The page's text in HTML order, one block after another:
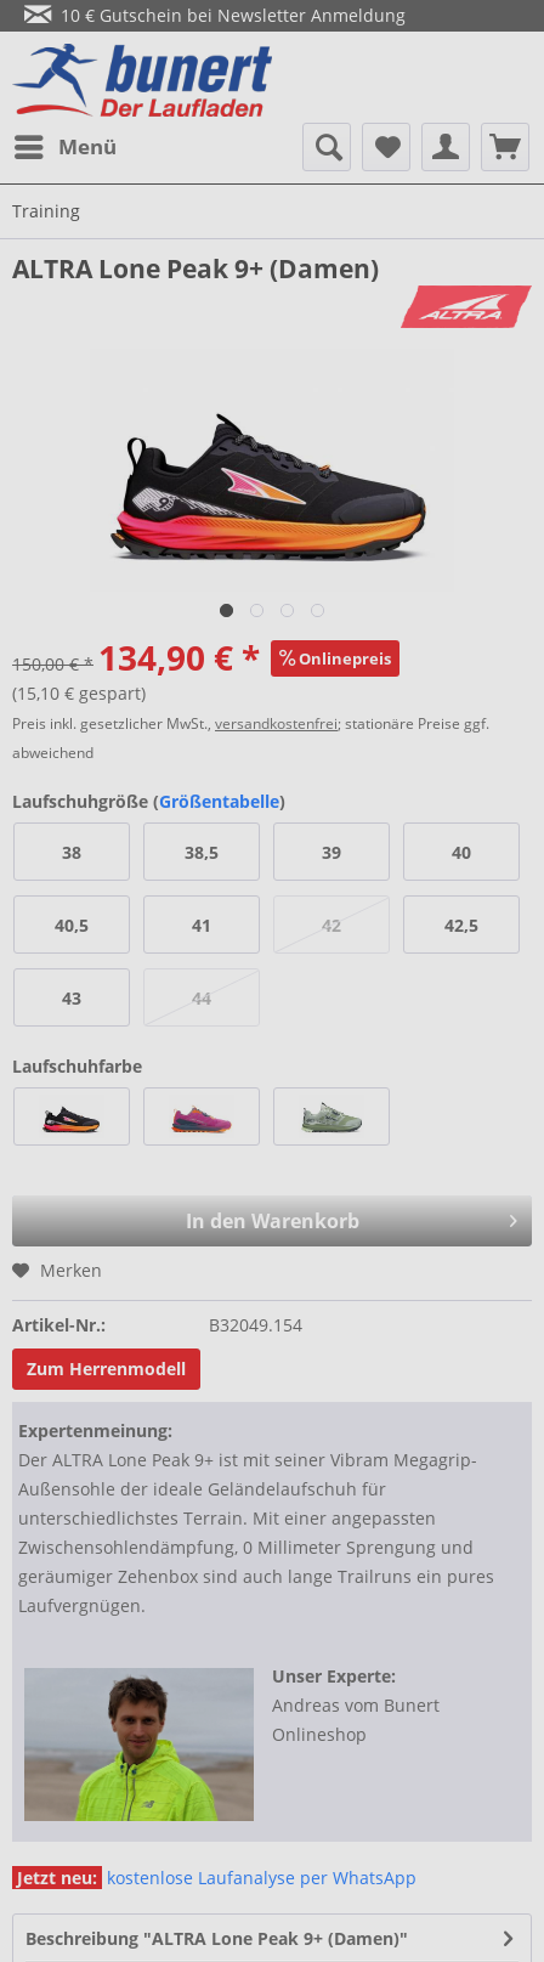
10 € Gutschein bei Newsletter Anmeldung
Menü
Training
ALTRA Lone Peak 9+ (Damen)
150,00 € * 134,90 € * Onlinepreis
(15,10 € gespart)
Preis inkl. gesetzlicher MwSt., versandkostenfrei; stationäre Preise ggf.
abweichend
Laufschuhgröße (Größentabelle)
38 38,5 39 40
40,5 41 42 42,5
43 44
Laufschuhfarbe
In den Warenkorb
Merken
Artikel-Nr.:
B32049.154
Zum Herrenmodell
Expertenmeinung:
Der ALTRA Lone Peak 9+ ist mit seiner Vibram Megagrip-
Außensohle der ideale Geländelaufschuh für
unterschiedlichstes Terrain. Mit einer angepassten
Zwischensohlendämpfung, 0 Millimeter Sprengung und
geräumiger Zehenbox sind auch lange Trailruns ein pures
Laufvergnügen.
Unser Experte:
Andreas vom Bunert
Onlineshop
Jetzt neu: kostenlose Laufanalyse per WhatsApp
Beschreibung "ALTRA Lone Peak 9+ (Damen)"